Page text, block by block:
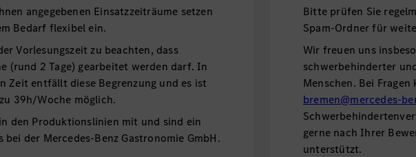
angegebenen Einsatzzeiträume setzen
Bedarf flexibel ein.
Vorlesungszeit zu beachten, dass
(rund 2 Tage) gearbeitet werden darf. In
Zeit entfällt diese Begrenzung und es ist
39h/Woche möglich.
den Produktionslinien mit und sind ein
bei der Mercedes-Benz Gastronomie GmbH.
Bitte prüfen Sie
Spam-Ordner für
Wir freuen uns
schwerbehinderter
Menschen. Bei
bremen@mercedes-
gerne nach Ihrer
unterstützt.